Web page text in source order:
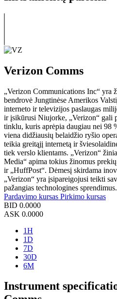
Verizon Comms
„Verizon Communications Inc“ yra
bendrovė Jungtinėse Amerikos
interneto ir televizijos paslaugas
ir įsikūrusi Niujorke, „Verizon“ gali
tinklu, kuris aprėpia daugiau nei 98
viena didžiausių belaidžio ryšio
teikia greitąjį internetą ir
tiek verslo klientams. „Verizon“
Media“ apima tokius žinomus
ir „HuffPost“. Dėmesį skirdama
„Verizon“ yra įsipareigojusi teikti
pažangias technologines sprendimus.
Pardavimo kursas Pirkimo kursas
BID 0.0000
ASK 0.0000
1H
1D
7D
30D
6M
Instrument